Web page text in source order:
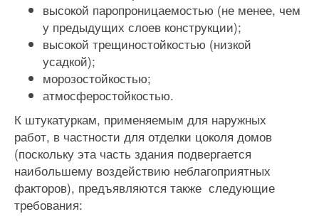
высокой паропроницаемостью (не менее, чем
у предыдущих слоев конструкции);
высокой трещиностойкостью (низкой
усадкой);
морозостойкостью;
атмосферостойкостью.
К штукатуркам, применяемым для наружных
работ, в частности для отделки цоколя домов
(поскольку эта часть здания подвергается
наибольшему воздействию неблагоприятных
факторов), предъявляются также следующие
требования: